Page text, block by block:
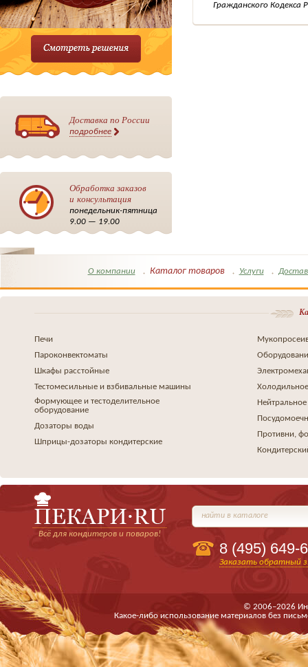
Гражданского Кодекса
Доставка по России
подробнее
Обработка заказов
и консультация
понедельник-пятница
9.00 — 19.00
О компании Каталог товаров Услуги
Печи
Пароконвектоматы
Шкафы расстойные
Тестомесильные и взбивальные машины
Формующее и тестоделительное
оборудование
Дозаторы воды
Шприцы-дозаторы кондитерские
Противни,
Всё для кондитеров и поваров!
найти в каталоге
8 (495) 649-
Заказать обратный
© 2006–2026
Какое-либо использование материалов без